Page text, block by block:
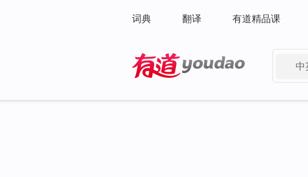
词典 翻译 有道精品课
中